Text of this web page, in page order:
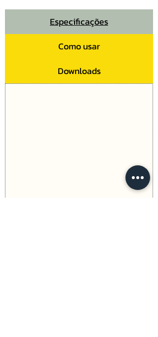
Especificações
Como usar
Downloads